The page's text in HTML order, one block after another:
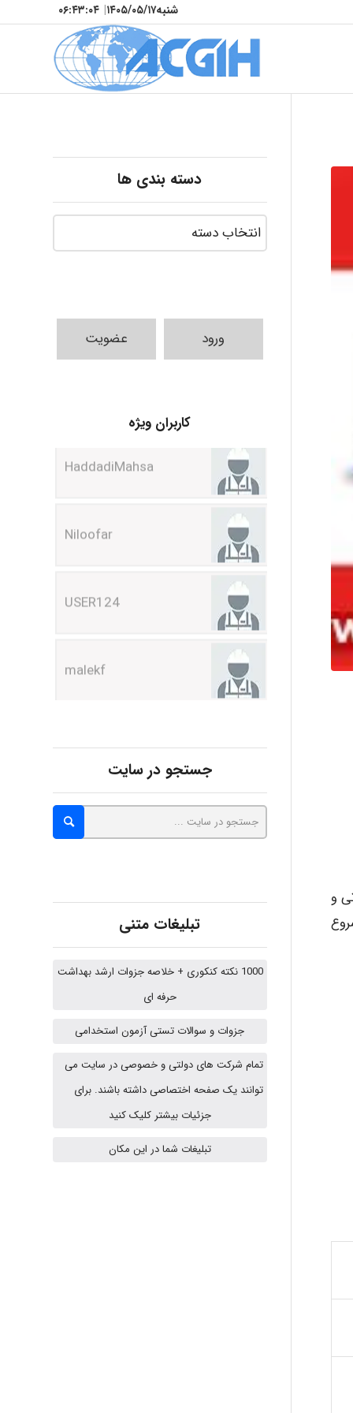
شنبه۱۴۰۵/۰۵/۱۷| ۰۶:۴۳:۰۶
و
شروع
دسته بندی ها
ورود عضویت
کاربران ویژهHaddadiMahsa
abolfazlkoshehe
A.balandeh
aghajari vahid
HaddadiMahsa
Niloofar
جستجو در سایت
تبلیغات متنی
1000 نکته کنکوری + خلاصه جزوات ارشد بهداشت
حرفه ای
جزوات و سوالات تستی آزمون استخدامی
تمام شرکت های دولتی و خصوصی در سایت می
توانند یک صفحه اختصاصی داشته باشند. برای
جزئیات بیشتر کلیک کنید
تبلیغات شما در این مکان